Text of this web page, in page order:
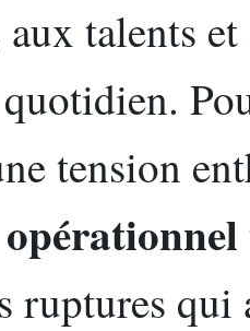
aux talents
tension
opérationnel
ruptures